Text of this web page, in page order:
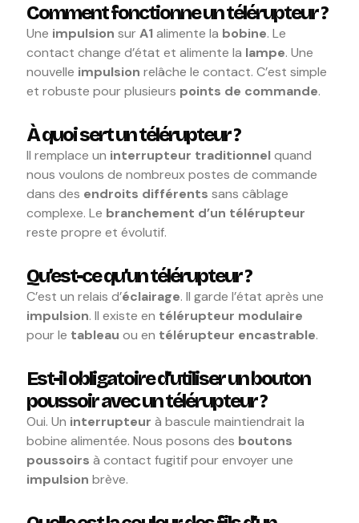
Comment fonctionne un télérupteur ?
Une impulsion surA1alimente la bobine. Le
contact change d’état et alimente la lampe. Une
nouvelle impulsion relâche le contact. C’est simple
et robuste pour plusieurs points de commande.
À quoi sert un télérupteur ?
Il remplace un interrupteur traditionnelquand
nous voulons de nombreux postes de commande
dans des endroits différents sans câblage
complexe. Le branchement d’un télérupteur
reste propre et évolutif.
Qu’est-ce qu’un télérupteur ?
C’est un relais d’éclairage. Il garde l’état après une
impulsion. Il existe en télérupteur modulaire
pour le tableau ou en télérupteur encastrable.
Est-il obligatoire d’utiliser un bouton
poussoir avec un télérupteur ?
Oui. Un interrupteur à bascule maintiendrait la
bobine alimentée. Nous posons des boutons
poussoirs à contact fugitif pour envoyer une
impulsion brève.